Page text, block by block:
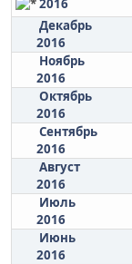
2016
Декабрь
2016
Ноябрь
2016
Октябрь
2016
Сентябрь
2016
Август
2016
Июль
2016
Июнь
2016